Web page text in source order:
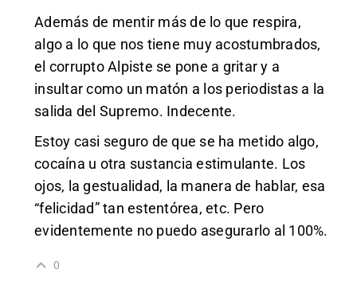
Además de mentir más de lo que respira,
algo a lo que nos tiene muy acostumbrados,
el corrupto Alpiste se pone a gritar y a
insultar como un matón a los periodistas a la
salida del Supremo. Indecente.
Estoy casi seguro de que se ha metido algo,
cocaína u otra sustancia estimulante. Los
ojos, la gestualidad, la manera de hablar, esa
“felicidad” tan estentórea, etc. Pero
evidentemente no puedo asegurarlo al 100%.
0